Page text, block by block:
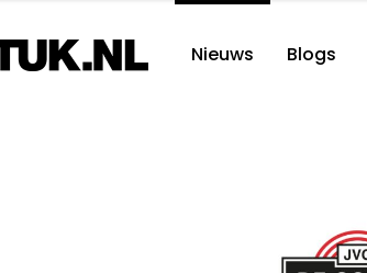
Nieuws Blogs